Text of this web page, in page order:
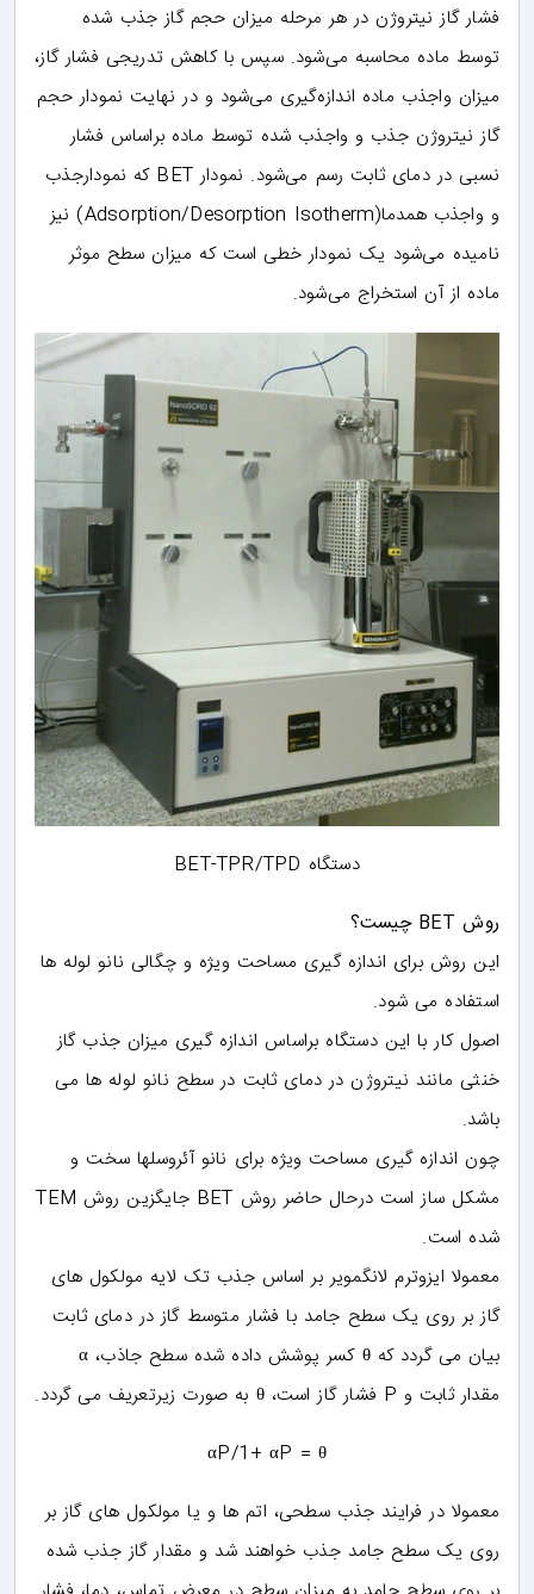
فشار گاز نیتروژن در هر مرحله میزان حجم گاز جذب شده
توسط ماده محاسبه می‌شود. سپس با کاهش تدریجی فشار گاز،
میزان واجذب ماده اندازه‌گیری می‌شود و در نهایت نمودار حجم
گاز نیتروژن جذب و واجذب شده توسط ماده براساس فشار
نسبی در دمای ثابت رسم می‌شود. نمودار BET که نمودارجذب
و واجذب همدما(Adsorption/Desorption Isotherm) نیز
نامیده می‌شود یک نمودار خطی است که میزان سطح موثر
ماده از آن استخراج می‌شود.
دستگاه BET-TPR/TPD
روش BET چیست؟
این روش برای اندازه گیری مساحت ویژه و چگالی نانو لوله ها
استفاده می شود.
اصول کار با این دستگاه براساس اندازه گیری میزان جذب گاز
خنثی مانند نیتروژن در دمای ثابت در سطح نانو لوله ها می
باشد.
چون اندازه ­گیری مساحت ویژه برای نانو آئروسل­ها سخت و
مشکل ساز است درحال حاضر روش BET جایگزین روش TEM
شده است.
معمولا ایزوترم لانگمویر بر اساس جذب تک لایه مولکول های
گاز بر روی یک سطح جامد با فشار متوسط گاز در دمای ثابت
بیان می گردد که θ کسر پوشش داده شده سطح جاذب، α
مقدار ثابت و P فشار گاز است، θ به صورت زیرتعریف می گردد.
αP/1+ αP = θ
معمولا در فرایند جذب سطحی، اتم ها و یا مولکول های گاز بر
روی یک سطح جامد جذب خواهند شد و مقدار گاز جذب شده